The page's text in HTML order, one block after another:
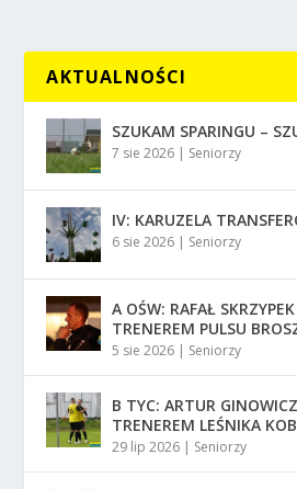
AKTUALNOŚCI
SZUKAM SPARINGU –
7 sie 2026 | Seniorzy
IV: KARUZELA
6 sie 2026 | Seniorzy
A OŚW: RAFAŁ
TRENEREM PULSU
5 sie 2026 | Seniorzy
B TYC: ARTUR
TRENEREM LEŚNIKA
29 lip 2026 | Seniorzy